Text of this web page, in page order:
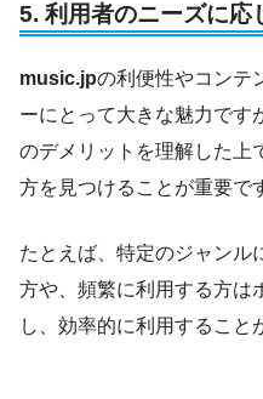
5. 利用者のニーズに応
music.jpの利便性やコンテ
ーにとって大きな魅力です
のデメリットを理解した上
方を見つけることが重要で
たとえば、特定のジャンル
方や、頻繁に利用する方は
し、効率的に利用すること